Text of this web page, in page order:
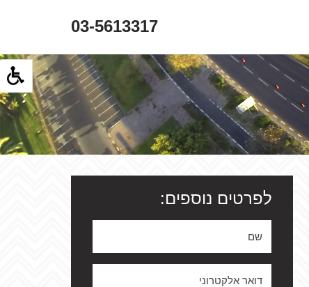
03-5613317
לפרטים נוספים: